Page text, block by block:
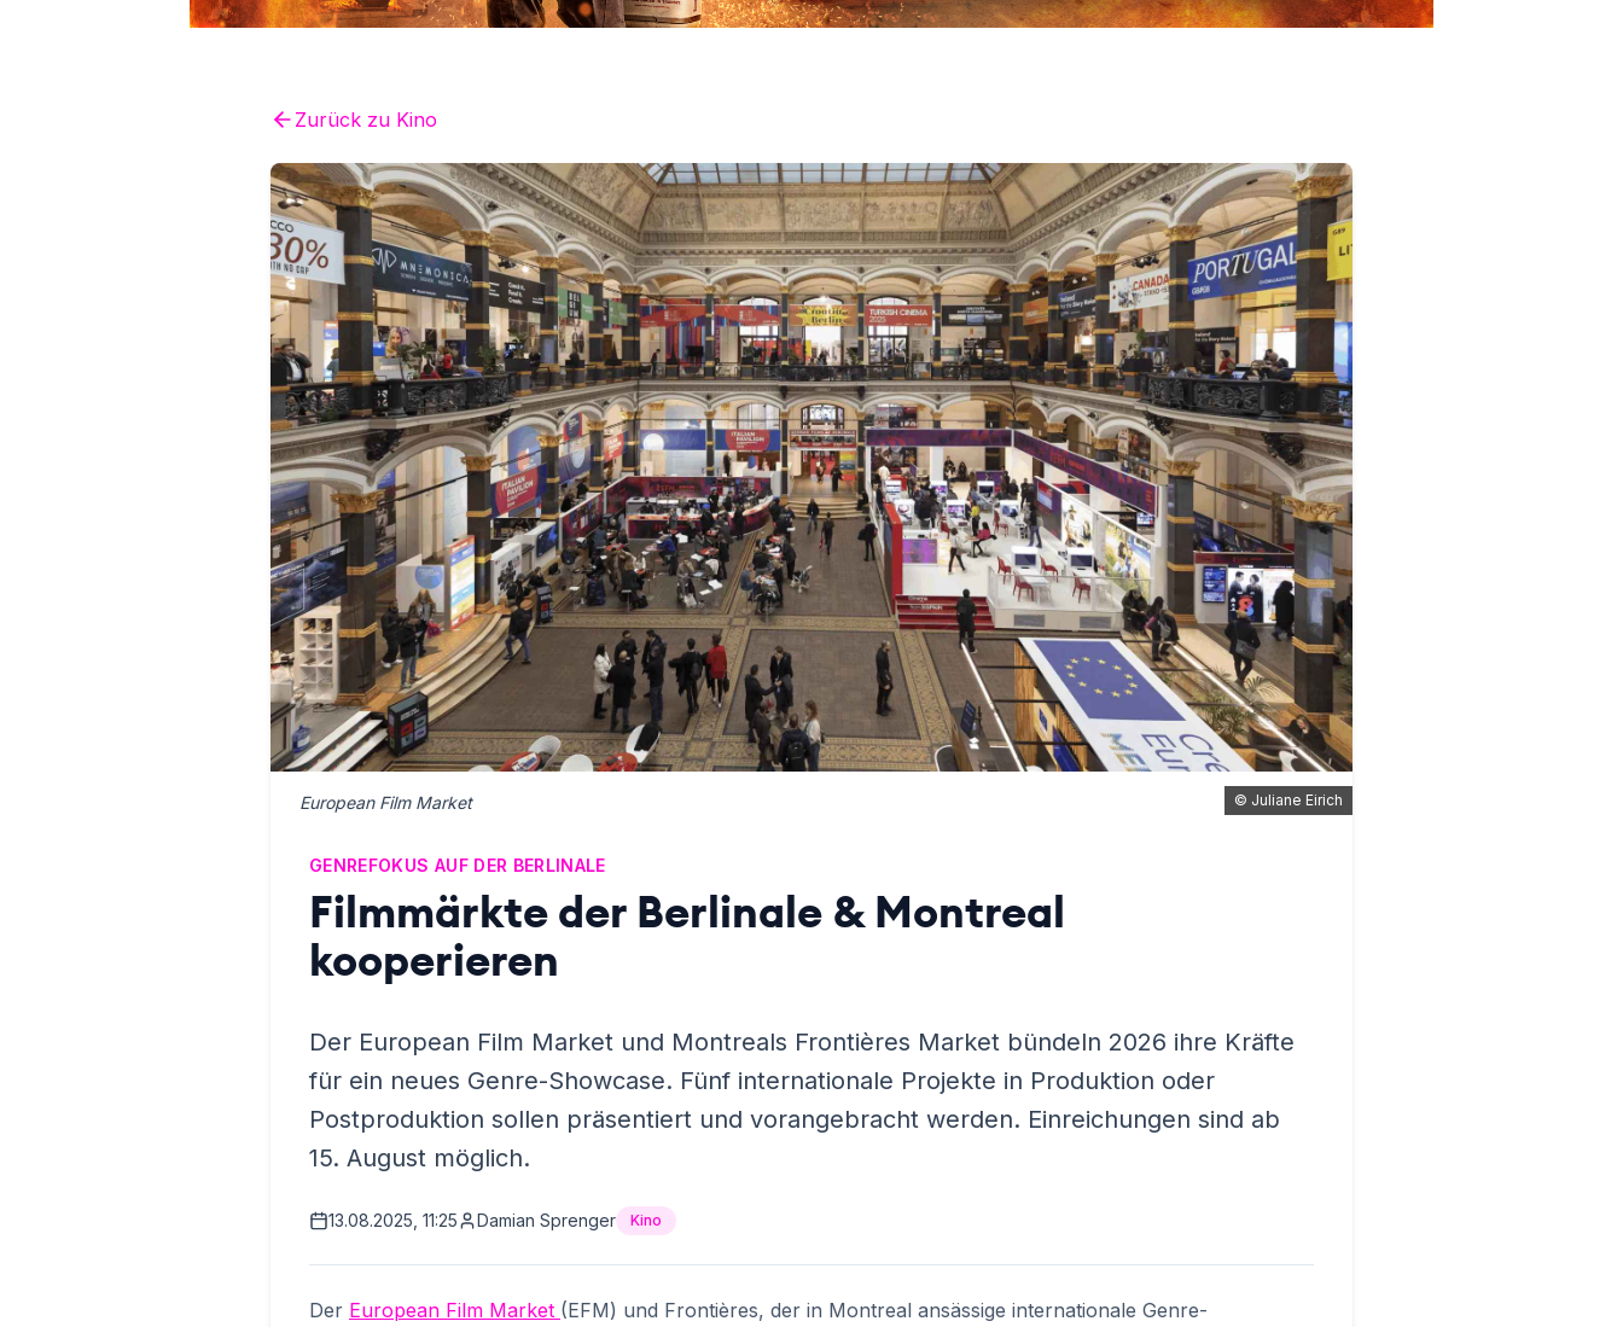
Zurück zu Kino
© Juliane Eirich
European Film Market
GENREFOKUS AUF DER BERLINALE
Filmmärkte der Berlinale & Montreal
kooperieren
Der European Film Market und Montreals Frontières Market bündeln 2026 ihre Kräfte
für ein neues Genre-Showcase. Fünf internationale Projekte in Produktion oder
Postproduktion sollen präsentiert und vorangebracht werden. Einreichungen sind ab
15. August möglich.
13.08.2025, 11:25 Damian Sprenger Kino
Der European Film Market (EFM) und Frontières, der in Montreal ansässige internationale Genre-